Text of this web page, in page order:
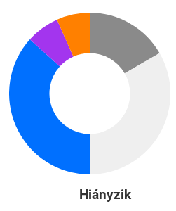
Hiányzik